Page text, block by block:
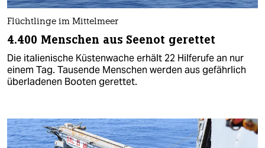
Flüchtlinge im Mittelmeer
4.400 Menschen aus Seenot gerettet
Die italienische Küstenwache erhält 22 Hilferufe an nur
einem Tag. Tausende Menschen werden aus gefährlich
überladenen Booten gerettet.